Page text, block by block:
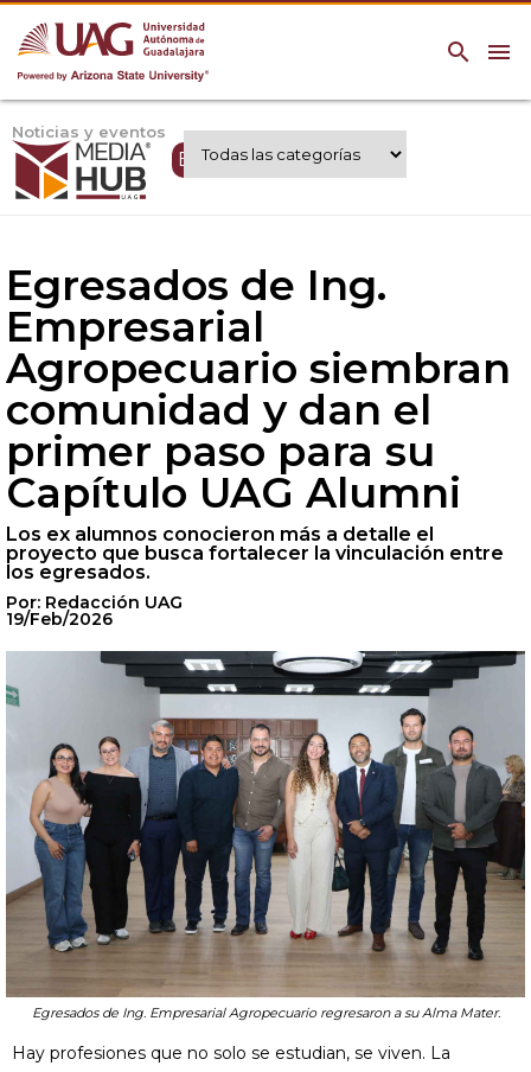
menu
search
Noticias y eventos
Expertos UAG
Egresados de Ing.
Empresarial
Agropecuario siembran
comunidad y dan el
primer paso para su
Capítulo UAG Alumni
Los ex alumnos conocieron más a detalle el
proyecto que busca fortalecer la vinculación entre
los egresados.
Por: Redacción UAG
19/Feb/2026
Egresados de Ing. Empresarial Agropecuario regresaron a su Alma Mater.
Hay profesiones que no solo se estudian, se viven. La